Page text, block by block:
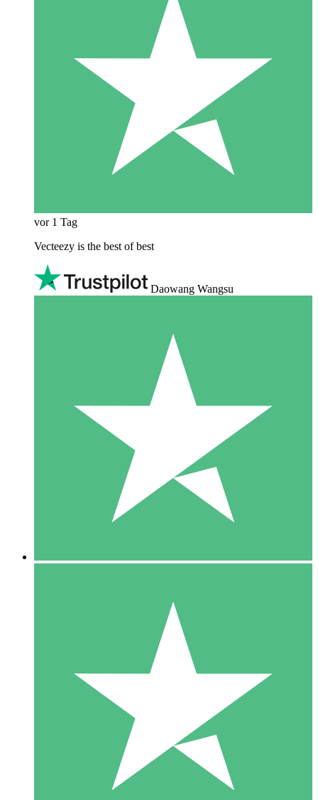
vor 1 Tag
Vecteezy is the best of best
Daowang Wangsu